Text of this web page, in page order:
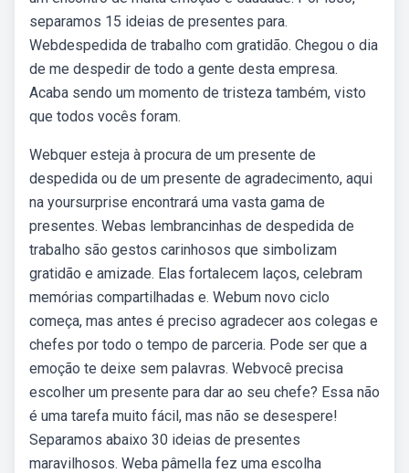
separamos 15 ideias de presentes para.
Webdespedida de trabalho com gratidão. Chegou o dia
de me despedir de todo a gente desta empresa.
Acaba sendo um momento de tristeza também, visto
que todos vocês foram.
Webquer esteja à procura de um presente de
despedida ou de um presente de agradecimento, aqui
na yoursurprise encontrará uma vasta gama de
presentes. Webas lembrancinhas de despedida de
trabalho são gestos carinhosos que simbolizam
gratidão e amizade. Elas fortalecem laços, celebram
memórias compartilhadas e. Webum novo ciclo
começa, mas antes é preciso agradecer aos colegas e
chefes por todo o tempo de parceria. Pode ser que a
emoção te deixe sem palavras. Webvocê precisa
escolher um presente para dar ao seu chefe? Essa não
é uma tarefa muito fácil, mas não se desespere!
Separamos abaixo 30 ideias de presentes
maravilhosos. Weba pâmella fez uma escolha